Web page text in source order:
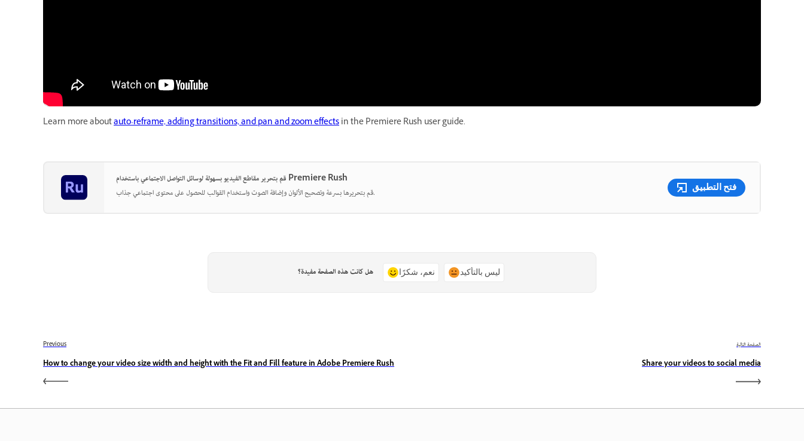
Learn more aboutauto-reframe, adding transitions, and pan and zoom effectsin the Premiere Rush user guide.
قم بتحرير مقاطع الفيديو بسهولة لوسائل التواصل الاجتماعي باستخدام Premiere Rush
قم بتحريرها بسرعة وتصحيح الألوان وإضافة الصوت واستخدام القوالب للحصول على محتوى اجتماعي جذاب.
فتح التطبيق
هل كانت هذه الصفحة مفيدة؟ نعم، شكرًا ليس بالتأكيد
Previous
How to change your video size width and height with the Fit and Fill feature in Adobe Premiere Rush
الصفحة التالية
Share your videos to social media